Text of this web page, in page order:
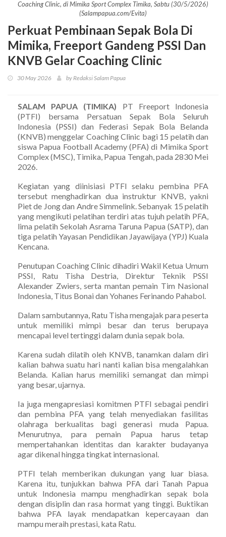
Coaching Clinic, di Mimika Sport Complex Timika, Sabtu (30/5/2026)
(Salampapua.com/Evita)
Perkuat Pembinaan Sepak Bola Di
Mimika, Freeport Gandeng PSSI Dan
KNVB Gelar Coaching Clinic
30 May 2026 by Redaksi Salam Papua
SALAM PAPUA (TIMIKA) PT Freeport Indonesia
(PTFI) bersama Persatuan Sepak Bola Seluruh
Indonesia (PSSI) dan Federasi Sepak Bola Belanda
(KNVB) menggelar Coaching Clinic bagi 15 pelatih dan
siswa Papua Football Academy (PFA) di Mimika Sport
Complex (MSC), Timika, Papua Tengah, pada 2830 Mei
2026.
Kegiatan yang diinisiasi PTFI selaku pembina PFA
tersebut menghadirkan dua instruktur KNVB, yakni
Piet de Jong dan Andre Simmelink. Sebanyak 15 pelatih
yang mengikuti pelatihan terdiri atas tujuh pelatih PFA,
lima pelatih Sekolah Asrama Taruna Papua (SATP), dan
tiga pelatih Yayasan Pendidikan Jayawijaya (YPJ) Kuala
Kencana.
Penutupan Coaching Clinic dihadiri Wakil Ketua Umum
PSSI, Ratu Tisha Destria, Direktur Teknik PSSI
Alexander Zwiers, serta mantan pemain Tim Nasional
Indonesia, Titus Bonai dan Yohanes Ferinando Pahabol.
Dalam sambutannya, Ratu Tisha mengajak para peserta
untuk memiliki mimpi besar dan terus berupaya
mencapai level tertinggi dalam dunia sepak bola.
Karena sudah dilatih oleh KNVB, tanamkan dalam diri
kalian bahwa suatu hari nanti kalian bisa mengalahkan
Belanda. Kalian harus memiliki semangat dan mimpi
yang besar, ujarnya.
Ia juga mengapresiasi komitmen PTFI sebagai pendiri
dan pembina PFA yang telah menyediakan fasilitas
olahraga berkualitas bagi generasi muda Papua.
Menurutnya, para pemain Papua harus tetap
mempertahankan identitas dan karakter budayanya
agar dikenal hingga tingkat internasional.
PTFI telah memberikan dukungan yang luar biasa.
Karena itu, tunjukkan bahwa PFA dari Tanah Papua
untuk Indonesia mampu menghadirkan sepak bola
dengan disiplin dan rasa hormat yang tinggi. Buktikan
bahwa PFA layak mendapatkan kepercayaan dan
mampu meraih prestasi, kata Ratu.